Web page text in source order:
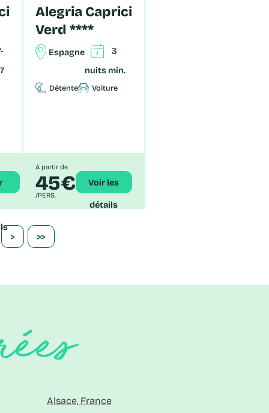
Alegria Caprici
Verd ****
Espagne
3
nuits min.
Détente Voiture
A partir de
45€
/PERS.
Voir les
détails
> >>
Alsace, France